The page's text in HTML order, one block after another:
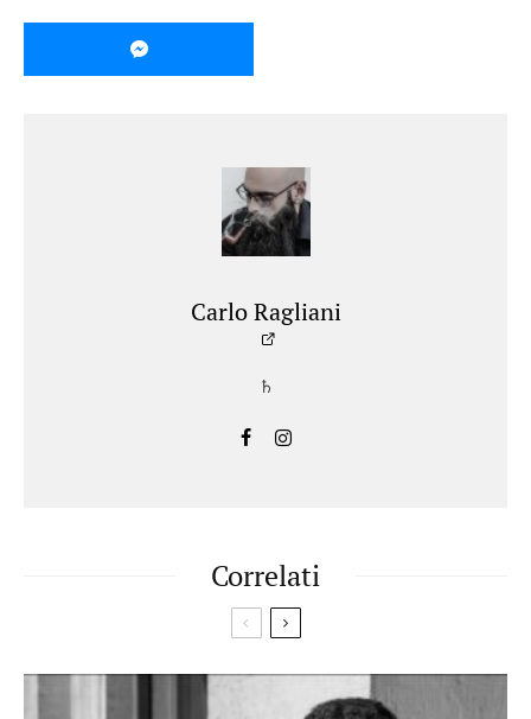
Carlo Ragliani
♄
Correlati